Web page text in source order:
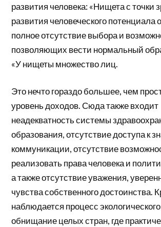
развития человека: «Нищета с точки
развития человеческого потенциала
полное отсутствие выбора и
позволяющих вести нормальный
«У нищеты множество лиц.
Это нечто гораздо большее, чем
уровень доходов. Сюда также входит
неадекватность системы
образования, отсутствие доступа к
коммуникации, отсутствие
реализовать права человека и
а также отсутствие уважения,
чувства собственного достоинства.
наблюдается процесс
обнищание целых стран, где